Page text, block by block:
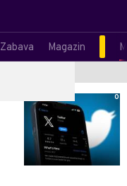
Zabava Magazin
0